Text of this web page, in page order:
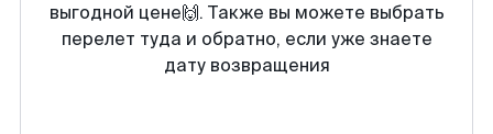
выгодной цене🙌. Также вы можете выбрать
перелет туда и обратно, если уже знаете
дату возвращения